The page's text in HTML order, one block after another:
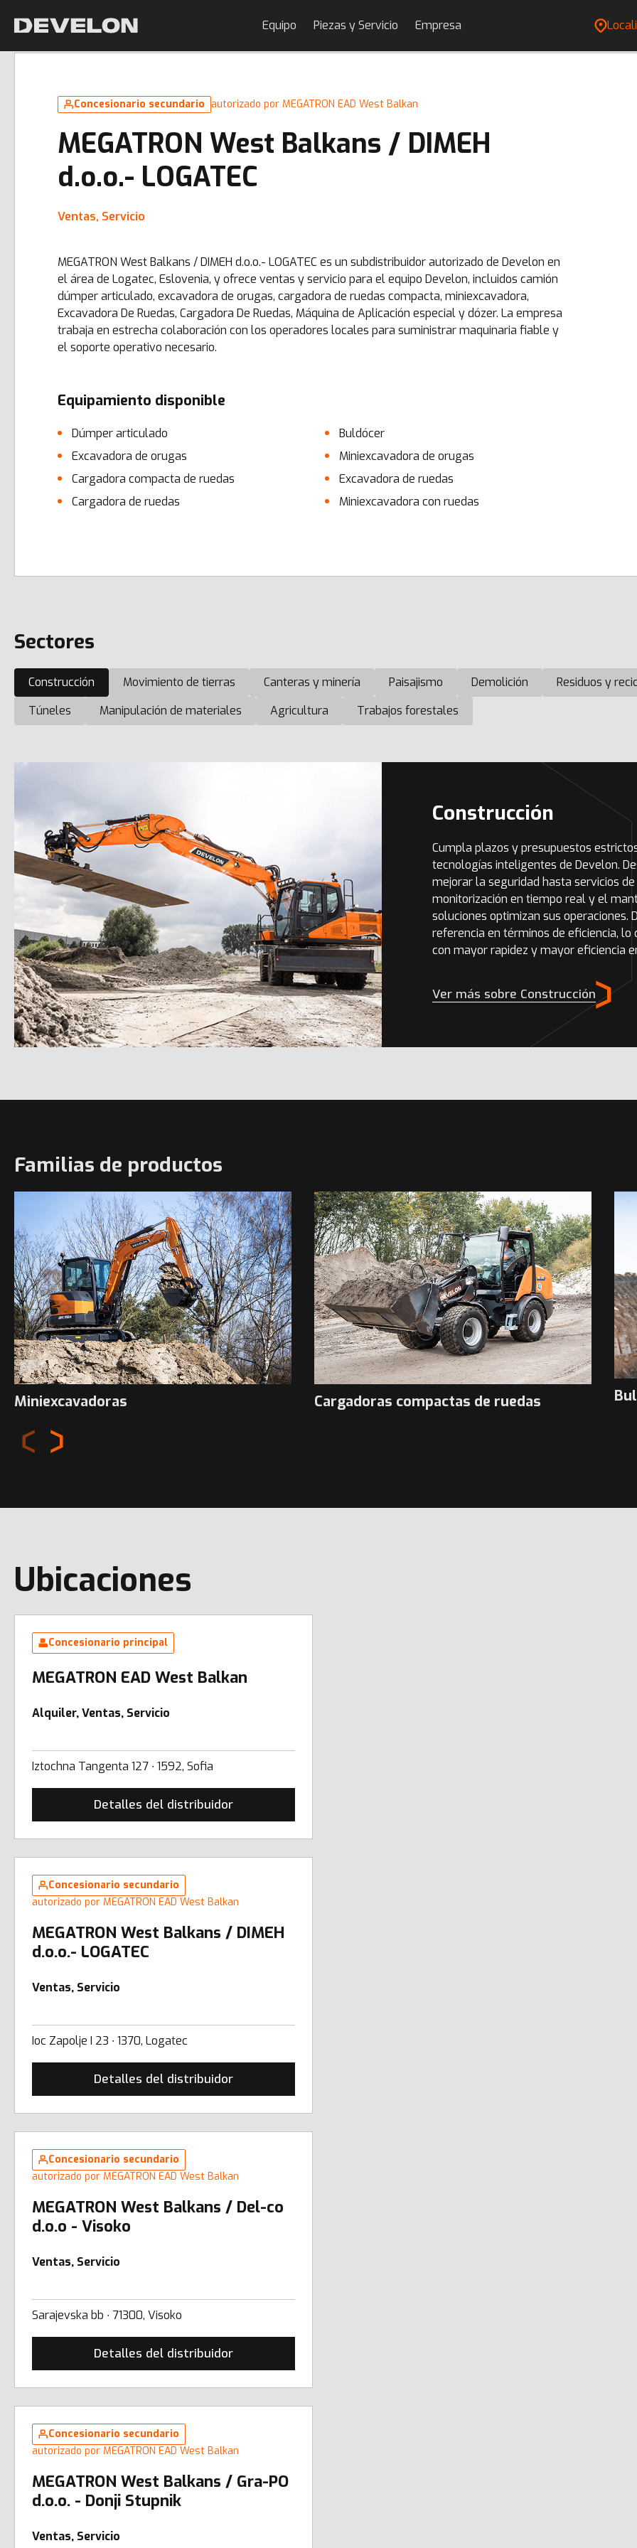
Equipo Piezas y Servicio Empresa
Concesionario secundario autorizado por MEGATRON EAD West Balkan
MEGATRON West Balkans / DIMEH
d.o.o.- LOGATEC
Ventas, Servicio
MEGATRON West Balkans / DIMEH d.o.o.- LOGATEC es un subdistribuidor autorizado de Develon en
el área de Logatec, Eslovenia, y ofrece ventas y servicio para el equipo Develon, incluidos camión
dúmper articulado, excavadora de orugas, cargadora de ruedas compacta, miniexcavadora,
Excavadora De Ruedas, Cargadora De Ruedas, Máquina de Aplicación especial y dózer. La empresa
trabaja en estrecha colaboración con los operadores locales para suministrar maquinaria fiable y
el soporte operativo necesario.
Equipamiento disponible
Dúmper articulado
Buldócer
Excavadora de orugas
Miniexcavadora de orugas
Cargadora compacta de ruedas
Excavadora de ruedas
Cargadora de ruedas
Miniexcavadora con ruedas
Sectores
Construcción Movimiento de tierras Canteras y minería Paisajismo Demolición Residuos y
Túneles
Manipulación de materiales Agricultura Trabajos forestales
Construcción
Cumpla plazos y presupuestos
tecnologías inteligentes de Develon.
mejorar la seguridad hasta servicios
monitorización en tiempo real y el
soluciones optimizan sus operaciones.
referencia en términos de eficiencia,
con mayor rapidez y mayor eficiencia
Ver más sobre Construcción
Familias de productos
Miniexcavadoras Cargadoras compactas de ruedas
Ubicaciones
Concesionario principal
MEGATRON EAD West Balkan
Alquiler, Ventas, Servicio
Iztochna Tangenta 127 ∙ 1592, Sofia
Detalles del distribuidor
Concesionario secundario
autorizado por MEGATRON EAD West Balkan
MEGATRON West Balkans / DIMEH
d.o.o.- LOGATEC
Ventas, Servicio
Ioc Zapolje I 23 ∙ 1370, Logatec
Detalles del distribuidor
Concesionario secundario
autorizado por MEGATRON EAD West Balkan
MEGATRON West Balkans / Del-co
d.o.o - Visoko
Ventas, Servicio
Sarajevska bb ∙ 71300, Visoko
Detalles del distribuidor
Concesionario secundario
autorizado por MEGATRON EAD West Balkan
MEGATRON West Balkans / Gra-PO
d.o.o. - Donji Stupnik
Ventas, Servicio